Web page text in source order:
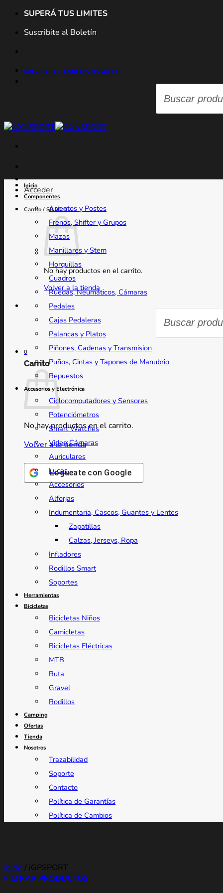
Saltar
contenido
SUPERÁ TUS LIMITES
Suscribite al Boletín
SUSCRIBITE A NUESTRO BOLETÍN!
Búsqueda
productos
Acceder
Carrito / $0.00 0
No hay productos en el carrito.
Volver a la tienda
Búsqueda
productos
0
Carrito
No hay productos en el carrito.
Volver a la tienda
Logueate con Google
Inicio
Componentes
Asientos y Postes
Frenos, Shifter y Grupos
Mazas
Manillares y Stem
Horquillas
Cuadros
Ruedas, Neumáticos, Cámaras
Pedales
Cajas Pedaleras
Palancas y Platos
Piñones, Cadenas y Transmision
Puños, Cintas y Tapones de Manubrio
Repuestos
Accesorios y Electrónica
Ciclocomputadores y Sensores
Potenciómetros
Smart Watches
Video Cámaras
Auriculares
Luces
Accesorios
Alforjas
Indumentaria, Cascos, Guantes y Lentes
Zapatillas
Calzas, Jerseys, Ropa
Infladores
Rodillos Smart
Soportes
Herramientas
Bicicletas
Bicicletas Niños
Camicletas
Bicicletas Eléctricas
MTB
Ruta
Gravel
Rodillos
Camping
Ofertas
Tienda
Nosotros
Trazabilidad
Soporte
Contacto
Política de Garantías
Política de Cambios
Inicio/ iGPSPORT
FILTRAR PRODUCTOS